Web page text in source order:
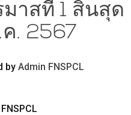
าสที่ 1 สิ้นสุด
. 2567
by Admin FNSPCL